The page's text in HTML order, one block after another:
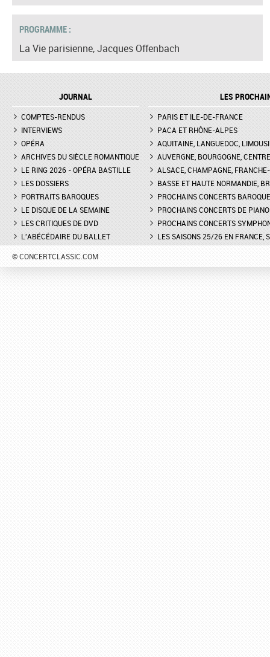
PROGRAMME :
La Vie parisienne, Jacques Offenbach
JOURNAL
COMPTES-RENDUS
INTERVIEWS
OPÉRA
ARCHIVES DU SIÈCLE ROMANTIQUE
LE RING 2026 - OPÉRA BASTILLE
LES DOSSIERS
PORTRAITS BAROQUES
LE DISQUE DE LA SEMAINE
LES CRITIQUES DE DVD
L'ABÉCÉDAIRE DU BALLET
LES
PARIS ET ILE-DE-FRANCE
PACA ET RHÔNE-ALPES
AQUITAINE, LANGUEDOC,
AUVERGNE, BOURGOGNE, CENTRE
ALSACE, CHAMPAGNE,
BASSE ET HAUTE NORMANDIE,
PROCHAINS CONCERTS
PROCHAINS CONCERTS DE PIANO
PROCHAINS CONCERTS
LES SAISONS 25/26 EN FRANCE,
© CONCERTCLASSIC.COM